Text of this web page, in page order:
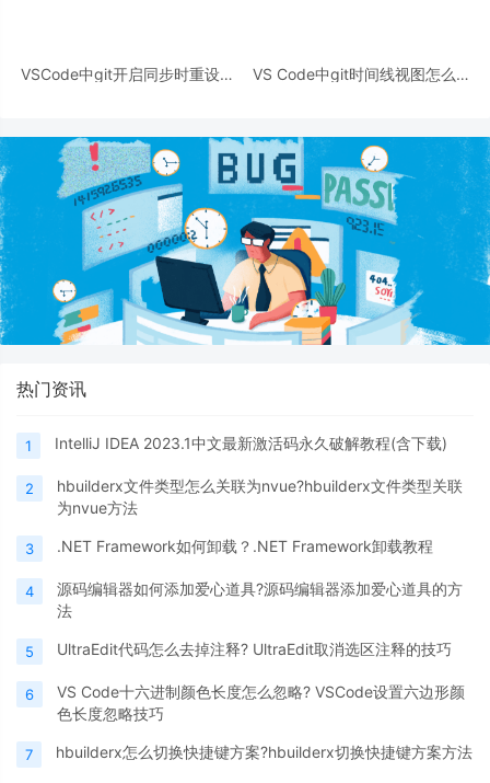
VSCode中git开启同步时重设基
VS Code中git时间线视图怎么不
热门资讯
1 IntelliJ IDEA 2023.1中文最新激活码永久破解教程(含下载)
2
hbuilderx文件类型怎么关联为nvue?hbuilderx文件类型关联
为nvue方法
3 .NET Framework如何卸载？.NET Framework卸载教程
4
源码编辑器如何添加爱心道具?源码编辑器添加爱心道具的方
法
5 UltraEdit代码怎么去掉注释? UltraEdit取消选区注释的技巧
6
VS Code十六进制颜色长度怎么忽略? VSCode设置六边形颜
色长度忽略技巧
7 hbuilderx怎么切换快捷键方案?hbuilderx切换快捷键方案方法